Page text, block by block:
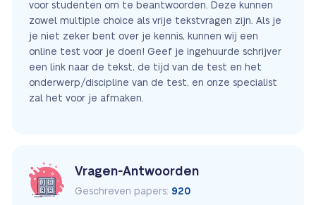
voor studenten om te beantwoorden. Deze kunnen
zowel multiple choice als vrije tekstvragen zijn. Als je
je niet zeker bent over je kennis, kunnen wij een
online test voor je doen! Geef je ingehuurde schrijver
een link naar de tekst, de tijd van de test en het
onderwerp/discipline van de test, en onze specialist
zal het voor je afmaken.
Vragen-Antwoorden
Geschreven papers: 920